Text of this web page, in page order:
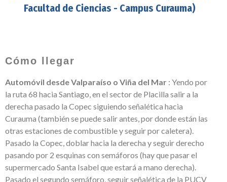
Facultad de Ciencias - Campus Curauma)
Cómo llegar
Automóvil desde Valparaíso o Viña del Mar : Yendo por
la ruta 68 hacia Santiago, en el sector de Placilla salir a la
derecha pasado la Copec siguiendo señalética hacia
Curauma (también se puede salir antes, por donde están las
otras estaciones de combustible y seguir por caletera).
Pasado la Copec, doblar hacia la derecha y seguir derecho
pasando por 2 esquinas con semáforos (hay que pasar el
supermercado Santa Isabel que estará a mano derecha).
Pasado el segundo semáforo, seguir señalética de la PUCV